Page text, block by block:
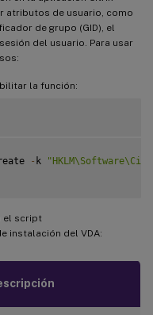
atributos de usuario, como
de grupo (GID), el
del usuario. Para usar
la función:
- k
el script
instalación del VDA: